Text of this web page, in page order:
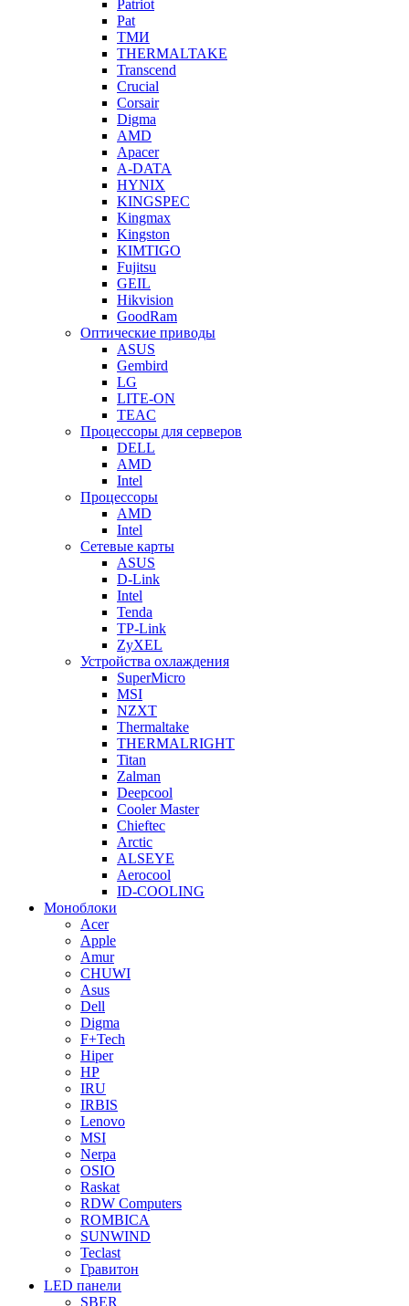
Patriot
Pat
ТМИ
THERMALTAKE
Transcend
Crucial
Corsair
Digma
AMD
Apacer
A-DATA
HYNIX
KINGSPEC
Kingmax
Kingston
KIMTIGO
Fujitsu
GEIL
Hikvision
GoodRam
Оптические приводы
ASUS
Gembird
LG
LITE-ON
TEAC
Процессоры для серверов
DELL
AMD
Intel
Процессоры
AMD
Intel
Сетевые карты
ASUS
D-Link
Intel
Tenda
TP-Link
ZyXEL
Устройства охлаждения
SuperMicro
MSI
NZXT
Thermaltake
THERMALRIGHT
Titan
Zalman
Deepcool
Cooler Master
Chieftec
Arctic
ALSEYE
Aerocool
ID-COOLING
Моноблоки
Acer
Apple
Amur
CHUWI
Asus
Dell
Digma
F+Tech
Hiper
HP
IRU
IRBIS
Lenovo
MSI
Nerpa
OSIO
Raskat
RDW Computers
ROMBICA
SUNWIND
Teclast
Гравитон
LED панели
SBER